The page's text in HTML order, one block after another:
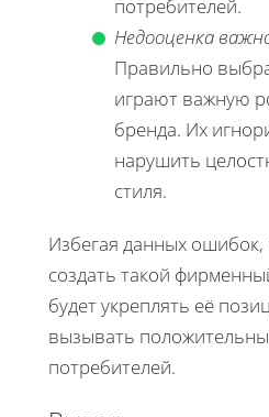
потребителей.
Недооценка
Правильно
играют важную
бренда. Их
нарушить
стиля.
Избегая данных
создать такой
будет укреплять её
вызывать
потребителей.